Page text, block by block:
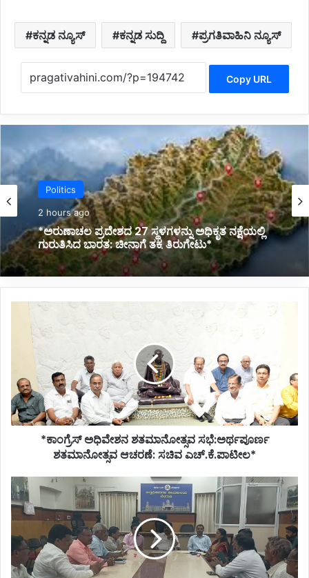
ಕನ್ನಡ ನ್ಯೂಸ್ ಕನ್ನಡ ಸುದ್ದಿ ಪ್ರಗತಿವಾಹಿನಿ ನ್ಯೂಸ್
Copy URL
Politics
2 hours ago
*ಅರುಣಾಚಲ ಪ್ರದೇಶದ 27 ಸ್ಥಳಗಳನ್ನು ಅಧಿಕೃತ ನಕ್ಷೆಯಲ್ಲಿ
ಗುರುತಿಸಿದ ಭಾರತ: ಚೀನಾಗೆ ತಕ್ಕ ತಿರುಗೇಟು*
*ಕಾಂಗ್ರೆಸ್
ಅಧಿವೇಶನ
ಶತಮಾನೋತ್ಸವ
ಶತಮಾನೋತ್ಸವ
ಆಚರಣೆ:
ಸಚಿವ
ಎಚ್.ಕೆ.ಪಾಟೀಲ*
*ಕಾಂಗ್ರೆಸ್ ಅಧಿವೇಶನ ಶತಮಾನೋತ್ಸವ ಸಭೆ:ಅರ್ಥಪೂರ್ಣ
ಶತಮಾನೋತ್ಸವ ಆಚರಣೆ: ಸಚಿವ ಎಚ್.ಕೆ.ಪಾಟೀಲ*
*ವೀರವನಿತೆ
ಒನಕೆ
ಓಬವ್ವ
ಅರ್ಥಪೂರ್ಣವಾಗಿ
ಆಚರಣೆಗೆ
ಅಪರ